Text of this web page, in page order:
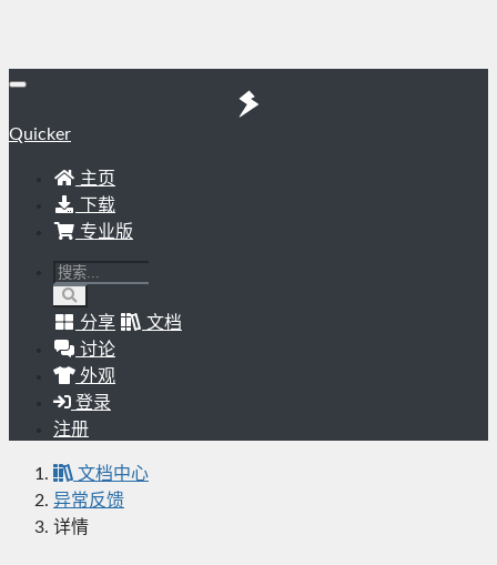
Quicker
主页
下载
专业版
分享
文档
讨论
外观
登录
注册
文档中心
异常反馈
详情